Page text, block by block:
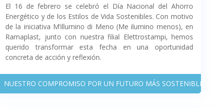
El 16 de febrero se celebró el Día Nacional del Ahorro
Energético y de los Estilos de Vida Sostenibles. Con motivo
de la iniciativa M’illumino di Meno (Me ilumino menos), en
Ramaplast, junto con nuestra filial Elettrostampi, hemos
querido transformar esta fecha en una oportunidad
concreta de acción y reflexión.
NUESTRO COMPROMISO POR UN FUTURO MÁS SOSTENIBLE